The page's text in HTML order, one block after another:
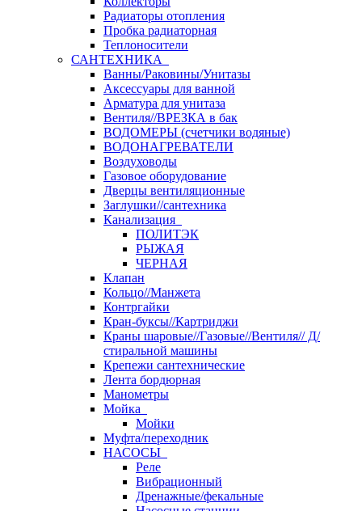
Радиаторы отопления
Пробка радиаторная
Теплоносители
САНТЕХНИКА
Ванны/Раковины/Унитазы
Аксессуары для ванной
Арматура для унитаза
Вентиля//ВРЕЗКА в бак
ВОДОМЕРЫ (счетчики водяные)
ВОДОНАГРЕВАТЕЛИ
Воздуховоды
Газовое оборудование
Дверцы вентиляционные
Заглушки//сантехника
Канализация
ПОЛИТЭК
РЫЖАЯ
ЧЕРНАЯ
Клапан
Кольцо//Манжета
Контргайки
Кран-буксы//Картриджи
Краны шаровые//Газовые//Вентиля// Д/
стиральной машины
Крепежи сантехнические
Лента бордюрная
Манометры
Мойка
Мойки
Муфта/переходник
НАСОСЫ
Реле
Вибрационный
Дренажные/фекальные